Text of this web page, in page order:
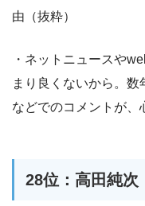
由（抜粋）
・ネットニュースや
まり良くないから。
などでのコメントが、
28位：高田純次